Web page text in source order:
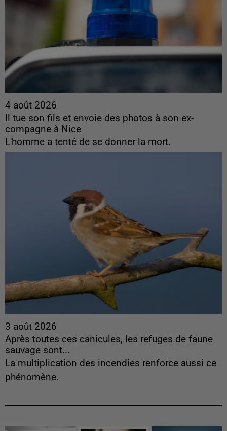
4 août 2026
Il tue son fils et envoie des photos à son ex-
compagne à Nice
L'homme a tenté de se donner la mort.
3 août 2026
Après toutes ces canicules, les refuges de faune
sauvage sont...
La multiplication des incendies renforce aussi ce
phénomène.